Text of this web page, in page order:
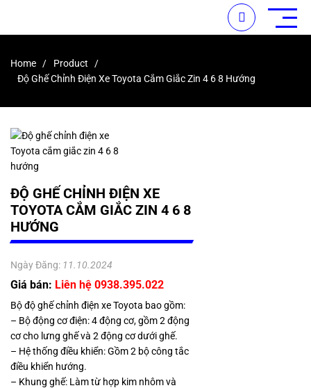
Home
Product
Độ Ghế Chỉnh Điện Xe Toyota Cắm Giắc Zin 4 6 8 Hướng
ĐỘ GHẾ CHỈNH ĐIỆN XE
TOYOTA CẮM GIẮC ZIN 4 6 8
HƯỚNG
Ngày Đăng: 11.10.2024
Giá bán: Liên hệ 0938.395.022
Bộ độ ghế chỉnh điện xe Toyota bao gồm:
– Bộ động cơ điện: 4 động cơ, gồm 2 động
cơ cho lưng ghế và 2 động cơ dưới ghế.
– Hệ thống điều khiển: Gồm 2 bộ công tắc
điều khiển hướng.
– Khung ghế: Làm từ hợp kim nhôm và